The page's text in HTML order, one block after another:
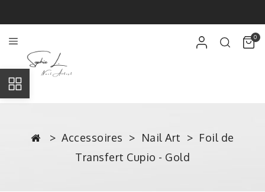
0
Accessoires Nail Art
Foil de
Transfert Cupio - Gold